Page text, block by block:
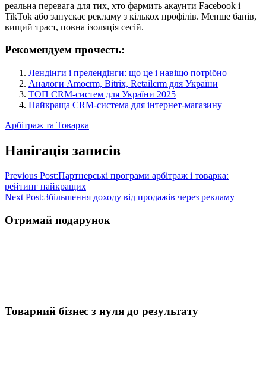
реальна перевага для тих, хто фармить акаунти Facebook і
TikTok або запускає рекламу з кількох профілів. Менше банів,
вищий траст, повна ізоляція сесій.
Рекомендуем прочесть:
Лендінги і прелендінги: що це і навіщо потрібно
Аналоги Amocrm, Bitrix, Retailcrm для України
ТОП CRM-систем для України 2025
Найкраща CRM-система для інтернет-магазину
Арбітраж та Товарка
Навігація записів
Previous Post:Партнерські програми арбітраж і товарка:
рейтинг найкращих
Next Post:Збільшення доходу від продажів через рекламу
Отримай подарунок
Товарний бізнес з нуля до результату